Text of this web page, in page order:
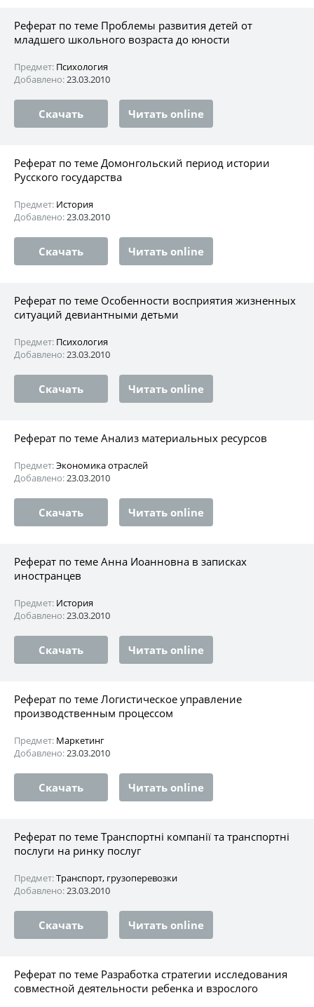
Реферат по теме Проблемы развития детей от
младшего школьного возраста до юности
Предмет: Психология
Добавлено:23.03.2010
Скачать Читать online
Реферат по теме Домонгольский период истории
Русского государства
Предмет: История
Добавлено:23.03.2010
Скачать Читать online
Реферат по теме Особенности восприятия жизненных
ситуаций девиантными детьми
Предмет: Психология
Добавлено:23.03.2010
Скачать Читать online
Реферат по теме Анализ материальных ресурсов
Предмет:Экономика отраслей
Добавлено:23.03.2010
Скачать Читать online
Реферат по теме Анна Иоанновна в записках
иностранцев
Предмет: История
Добавлено:23.03.2010
Скачать Читать online
Реферат по теме Логистическое управление
производственным процессом
Предмет: Маркетинг
Добавлено:23.03.2010
Скачать Читать online
Реферат по теме Транспортні компанії та транспортні
послуги на ринку послуг
Предмет:Транспорт, грузоперевозки
Добавлено:23.03.2010
Скачать Читать online
Реферат по теме Разработка стратегии исследования
совместной деятельности ребенка и взрослого